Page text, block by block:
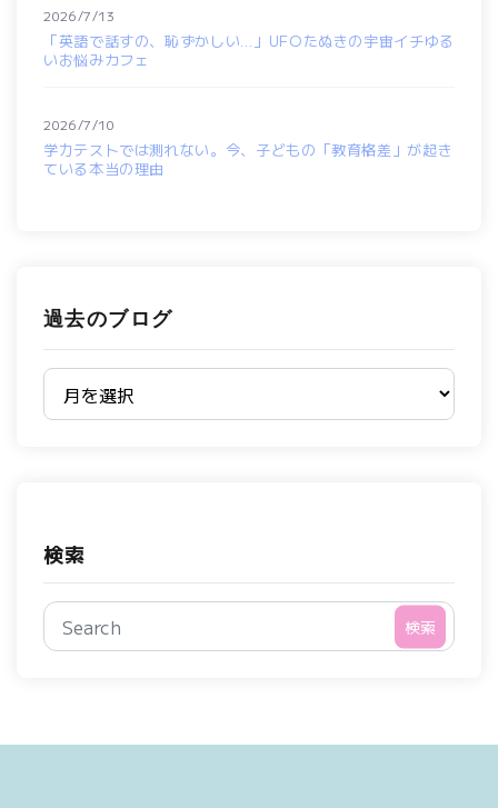
「英語で話すの、恥ずかしい…」UFOたぬきの宇宙イチゆる
いお悩みカフェ
2026/7/13
学力テストでは測れない。今、子どもの「教育格差」が起き
ている本当の理由
2026/7/10
過去のブログ
過去のブログ
検索
検索